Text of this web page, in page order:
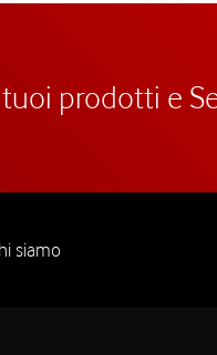
prodotti e
siamo